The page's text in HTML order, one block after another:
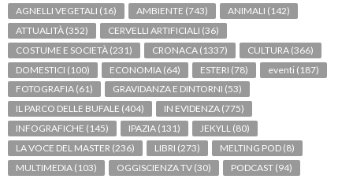
AGNELLI VEGETALI (16) AMBIENTE (743) ANIMALI (142)
ATTUALITÀ (352) CERVELLI ARTIFICIALI (36)
COSTUME E SOCIETÀ (231) CRONACA (1337) CULTURA (366)
DOMESTICI (100) ECONOMIA (64) ESTERI (78) eventi (187)
FOTOGRAFIA (61) GRAVIDANZA E DINTORNI (53)
IL PARCO DELLE BUFALE (404) IN EVIDENZA (775)
INFOGRAFICHE (145) IPAZIA (131) JEKYLL (80)
LA VOCE DEL MASTER (236) LIBRI (273) MELTING POD (8)
MULTIMEDIA (103) OGGISCIENZA TV (30) PODCAST (94)